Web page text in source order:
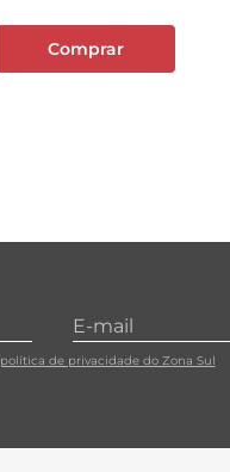
Comprar
política de privacidade do Zona Sul